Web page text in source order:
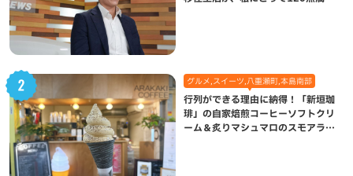
グルメ,スイーツ,八重瀬町,本島南部
行列ができる理由に納得！「新垣珈
琲」の自家焙煎コーヒーソフトクリ
ーム＆炙りマシュマロのスモアラテ